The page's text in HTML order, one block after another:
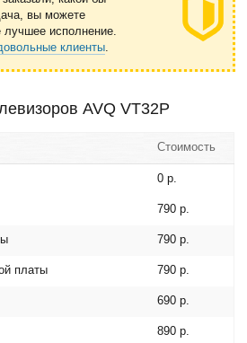
вы можете
лучшее исполнение.
клиенты.
AVQ VT32P
Стоимость
0 р.
790 р.
790 р.
платы 790 р.
690 р.
890 р.